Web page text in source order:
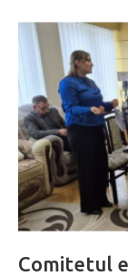
Comitetul